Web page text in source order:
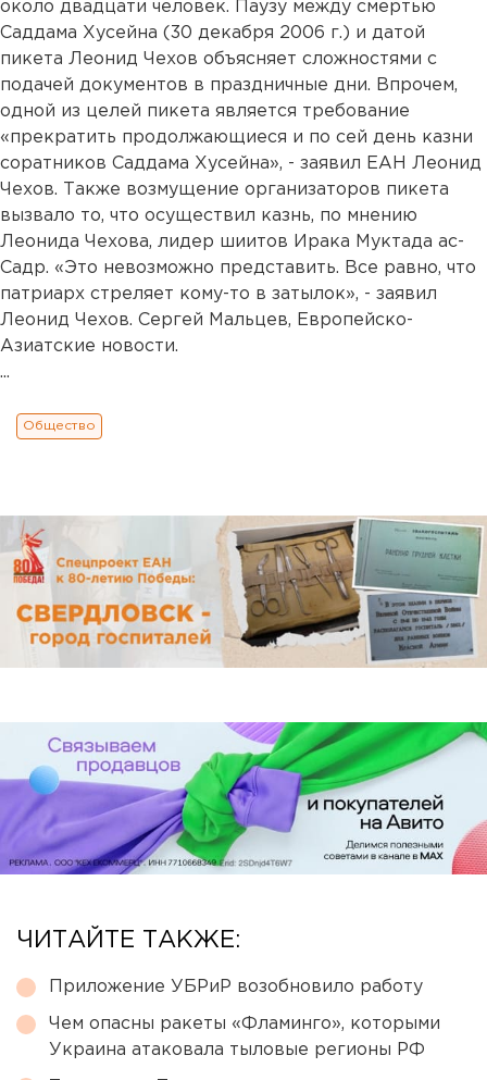
около двадцати человек. Паузу между смертью
Саддама Хусейна (30 декабря 2006 г.) и датой
пикета Леонид Чехов объясняет сложностями с
подачей документов в праздничные дни. Впрочем,
одной из целей пикета является требование
«прекратить продолжающиеся и по сей день казни
соратников Саддама Хусейна», - заявил ЕАН Леонид
Чехов. Также возмущение организаторов пикета
вызвало то, что осуществил казнь, по мнению
Леонида Чехова, лидер шиитов Ирака Муктада ас-
Садр. «Это невозможно представить. Все равно, что
патриарх стреляет кому-то в затылок», - заявил
Леонид Чехов. Сергей Мальцев, Европейско-
Азиатские новости.
...
Общество
ЧИТАЙТЕ ТАКЖЕ:
Приложение УБРиР возобновило работу
Чем опасны ракеты «Фламинго», которыми
Украина атаковала тыловые регионы РФ